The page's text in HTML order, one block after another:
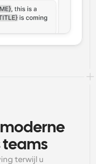
teams
terwijl u